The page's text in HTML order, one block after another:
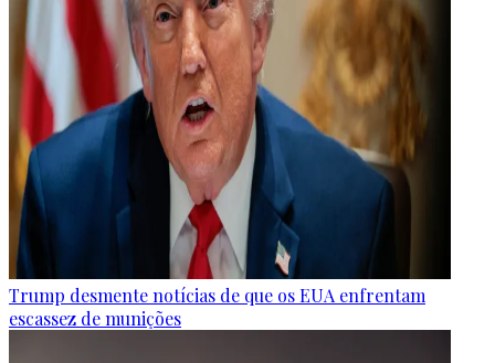
Trump desmente notícias de que os EUA enfrentam
escassez de munições